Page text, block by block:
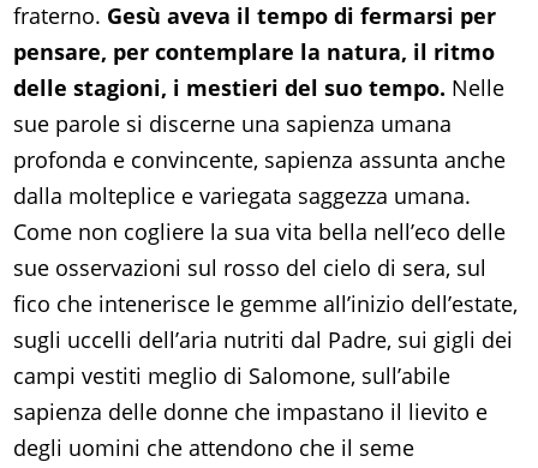
fraterno. Gesù aveva il tempo di fermarsi per
pensare, per contemplare la natura, il ritmo
delle stagioni, i mestieri del suo tempo. Nelle
sue parole si discerne una sapienza umana
profonda e convincente, sapienza assunta anche
dalla molteplice e variegata saggezza umana.
Come non cogliere la sua vita bella nell’eco delle
sue osservazioni sul rosso del cielo di sera, sul
fico che intenerisce le gemme all’inizio dell’estate,
sugli uccelli dell’aria nutriti dal Padre, sui gigli dei
campi vestiti meglio di Salomone, sull’abile
sapienza delle donne che impastano il lievito e
degli uomini che attendono che il seme